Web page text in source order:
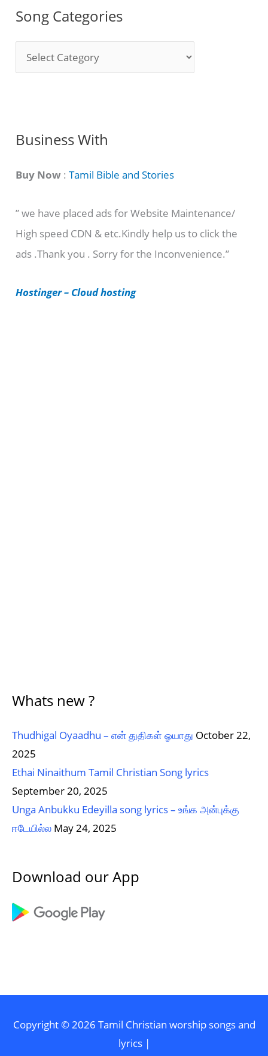
Song Categories
o
C
t
g
o
r
e
Business With
Buy Now :Tamil Bible and Stories
” we have placed ads for Website Maintenance/
High speed CDN & etc.Kindly help us to click the
ads .Thank you . Sorry for the Inconvenience.”
Hostinger – Cloud hosting
Whats new ?
Thudhigal Oyaadhu – என் துதிகள் ஓயாது October 22,
2025
Ethai Ninaithum Tamil Christian Song lyrics
September 20, 2025
Unga Anbukku Edeyilla song lyrics – உங்க அன்புக்கு
ஈடேயில்ல May 24, 2025
Download our App
Copyright © 2026 Tamil Christian worship songs and
lyrics|